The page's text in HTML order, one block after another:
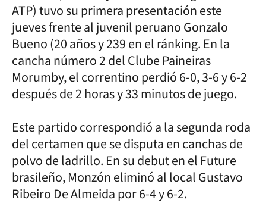
ATP) tuvo su primera presentación este
jueves frente al juvenil peruano Gonzalo
Bueno (20 años y 239 en el ránking. En la
cancha número 2 del Clube Paineiras
Morumby, el correntino perdió 6-0, 3-6 y 6-2
después de 2 horas y 33 minutos de juego.
Este partido correspondió a la segunda roda
del certamen que se disputa en canchas de
polvo de ladrillo. En su debut en el Future
brasileño, Monzón eliminó al local Gustavo
Ribeiro De Almeida por 6-4 y 6-2.